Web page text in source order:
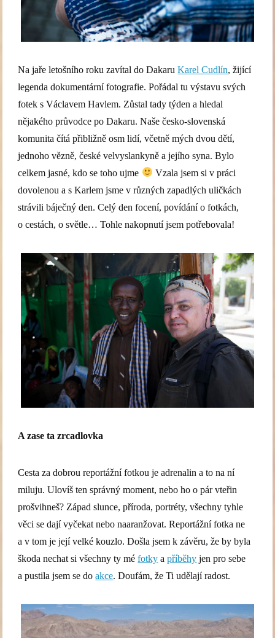
Na jaře letošního roku zavítal do DakaruKarel Cudlín, žijící
legenda dokumentární fotografie. Pořádal tu výstavu svých
fotek s Václavem Havlem. Zůstal tady týden a hledal
nějakého průvodce po Dakaru. Naše česko-slovenská
komunita čítá přibližně osm lidí, včetně mých dvou dětí,
jednoho vězně, české velvyslankyně a jejího syna. Bylo
celkem jasné, kdo se toho ujme
Vzala jsem si v práci
dovolenou a s Karlem jsme v různých zapadlých uličkách
strávili báječný den. Celý den focení, povídání o fotkách,
o cestách, o světle… Tohle nakopnutí jsem potřebovala!
A zase ta zrcadlovka
Cesta za dobrou reportážní fotkou je adrenalin a to na ní
miluju. Ulovíš ten správný moment, nebo ho o pár vteřin
prošvihneš? Západ slunce, příroda, portréty, všechny tyhle
věci se dají vyčekat nebo naaranžovat. Reportážní fotka ne
a v tom je její velké kouzlo. Došla jsem k závěru, že by byla
škoda nechat si všechny ty méfotky apříběhy jen pro sebe
a pustila jsem se doakce. Doufám, že Ti udělají radost.